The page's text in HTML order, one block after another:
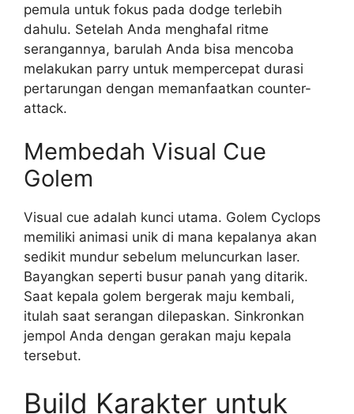
pemula untuk fokus pada dodge terlebih
dahulu. Setelah Anda menghafal ritme
serangannya, barulah Anda bisa mencoba
melakukan parry untuk mempercepat durasi
pertarungan dengan memanfaatkan counter-
attack.
Membedah Visual Cue
Golem
Visual cue adalah kunci utama. Golem Cyclops
memiliki animasi unik di mana kepalanya akan
sedikit mundur sebelum meluncurkan laser.
Bayangkan seperti busur panah yang ditarik.
Saat kepala golem bergerak maju kembali,
itulah saat serangan dilepaskan. Sinkronkan
jempol Anda dengan gerakan maju kepala
tersebut.
Build Karakter untuk